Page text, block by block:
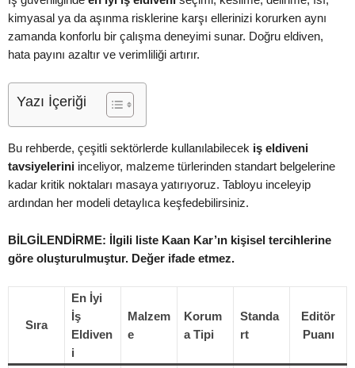
kimyasal ya da aşınma risklerine karşı ellerinizi korurken aynı
zamanda konforlu bir çalışma deneyimi sunar. Doğru eldiven,
hata payını azaltır ve verimliliği artırır.
Yazı İçeriği
Bu rehberde, çeşitli sektörlerde kullanılabilecek iş eldiveni
tavsiyelerini inceliyor, malzeme türlerinden standart belgelerine
kadar kritik noktaları masaya yatırıyoruz. Tabloyu inceleyip
ardından her modeli detaylıca keşfedebilirsiniz.
BİLGİLENDİRME: İlgili liste Kaan Kar’ın kişisel tercihlerine
göre oluşturulmuştur. Değer ifade etmez.
Sıra
En İyi
İş
Eldiven
i
Malzem
e
Korum
a Tipi
Standa
rt
Editör
Puanı